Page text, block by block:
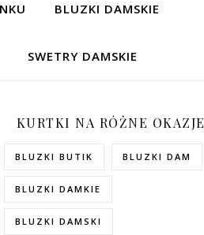
BLUZKI DAMSKIE
SWETRY DAMSKIE
KURTKI NA RÓŻNE OKAZJE
BLUZKI BUTIK BLUZKI DAM
BLUZKI DAMKIE
BLUZKI DAMSKI